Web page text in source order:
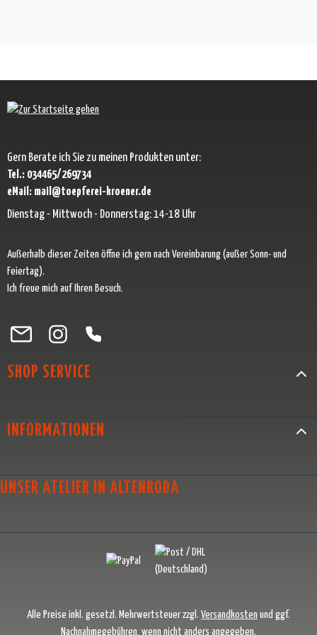
Gern Berate ich Sie zu meinen Produkten unter:
Tel.: 034465/269734
eMail: mail@toepferei-kroener.de
Dienstag - Mittwoch - Donnerstag: 14-18 Uhr
Außerhalb dieser Zeiten öffne ich gern nach Vereinbarung (außer Sonn- und
Feiertag).
Ich freue mich auf Ihren Besuch.
Besuche uns auf Facebook – öffnet in neuem Tab (externer Link)
Schau auf Instagram vorbei – öffnet in neuem Tab (externer Link)
Lass dich auf Pinterest inspirieren – öffnet in neuem Tab
Folge uns auf X – öffnet in neuem Tab (externer Link)
SHOP SERVICE
INFORMATIONEN
UNSER ATELIER IN ALTENRODA
Alle Preise inkl. gesetzl. Mehrwertsteuer zzgl. Versandkosten und ggf.
Nachnahmegebühren, wenn nicht anders angegeben.